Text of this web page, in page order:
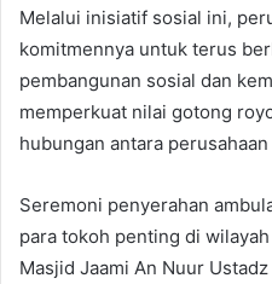
Melalui inisiatif sosial ini,
komitmennya untuk terus
pembangunan sosial dan
memperkuat nilai gotong
hubungan antara
Seremoni penyerahan
para tokoh penting di
Masjid Jaami An Nuur